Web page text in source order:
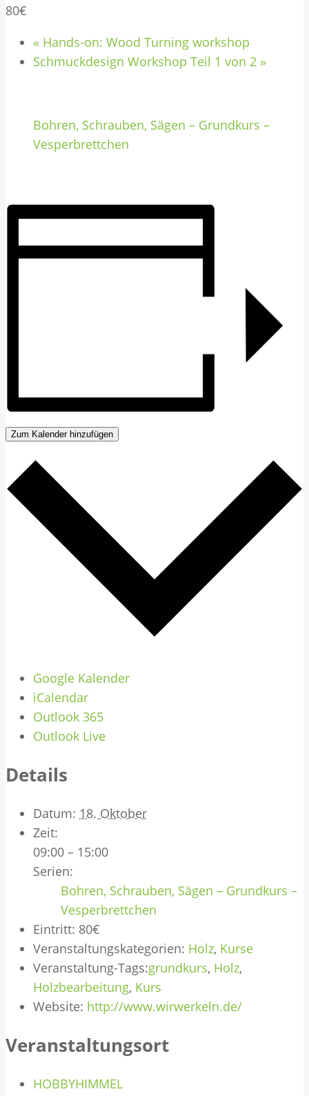
80€
« Hands-on: Wood Turning workshop
Schmuckdesign Workshop Teil 1 von 2 »
Bohren, Schrauben, Sägen – Grundkurs –
Vesperbrettchen
Zum Kalender hinzufügen
Google Kalender
iCalendar
Outlook 365
Outlook Live
Details
Datum: 18. Oktober
Zeit:
09:00 – 15:00
Serien:
Bohren, Schrauben, Sägen – Grundkurs –
Vesperbrettchen
Eintritt: 80€
Veranstaltungskategorien: Holz, Kurse
Veranstaltung-Tags:grundkurs, Holz,
Holzbearbeitung, Kurs
Website: http://www.wirwerkeln.de/
Veranstaltungsort
HOBBYHIMMEL